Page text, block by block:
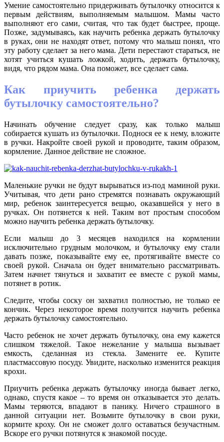
Умение самостоятельно придерживать бутылочку относится к
первым действиям, выполняемым малышом. Мамы часто
выполняют его сами, считая, что так будет быстрее, проще.
Позже, задумываясь, как научить ребенка держать бутылочку
в руках, они не находят ответ, потому что малыш понял, что
эту работу сделает за него мама. Дети перестают стараться, не
хотят учиться кушать ложкой, ходить, держать бутылочку,
видя, что рядом мама. Она поможет, все сделает сама.
Как приучить ребенка держать
бутылочку самостоятельно?
Начинать обучение следует сразу, как только малыш
собирается кушать из бутылочки. Поднося ее к нему, вложите
в ручки. Накройте своей рукой и проводите, таким образом,
кормление. Данное действие не сложное.
Маленькие ручки не будут вырываться из-под маминой руки.
Учитывая, что дети рано стремятся познавать окружающий
мир, ребенок заинтересуется вещью, оказавшейся у него в
ручках. Он потянется к ней. Таким вот простым способом
можно научить ребенка держать бутылочку.
Если малыш до 3 месяцев находился на кормлении
исключительно грудным молочком, и бутылочку ему стали
давать позже, показывайте ему ее, протягивайте вместе со
своей рукой. Сначала он будет внимательно рассматривать.
Затем начнет тянуться и захватит ее вместе с рукой мамы,
потянет в ротик.
Следите, чтобы соску он захватил полностью, не только ее
кончик. Через некоторое время получится научить ребенка
держать бутылочку самостоятельно.
Часто ребенок не хочет держать бутылочку, она ему кажется
слишком тяжелой. Такое нежелание у малыша вызывает
емкость, сделанная из стекла. Замените ее. Купите
пластмассовую посуду. Увидите, насколько изменится реакция
крохи.
Приучить ребенка держать бутылочку иногда бывает легко,
однако, спустя какое – то время он отказывается это делать.
Мамы теряются, впадают в панику. Ничего страшного в
данной ситуации нет. Возьмите бутылочку в свои руки,
кормите кроху. Он не сможет долго оставаться безучастным.
Вскоре его ручки потянутся к знакомой посуде.